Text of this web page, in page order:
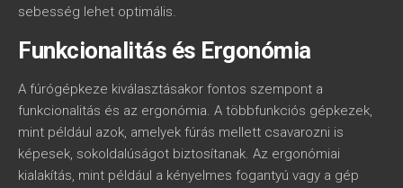
sebesség lehet optimális.
Funkcionalitás és Ergonómia
A fúrógépkeze kiválasztásakor fontos szempont a
funkcionalitás és az ergonómia. A többfunkciós gépkezek,
mint például azok, amelyek fúrás mellett csavarozni is
képesek, sokoldalúságot biztosítanak. Az ergonómiai
kialakítás, mint például a kényelmes fogantyú vagy a gép